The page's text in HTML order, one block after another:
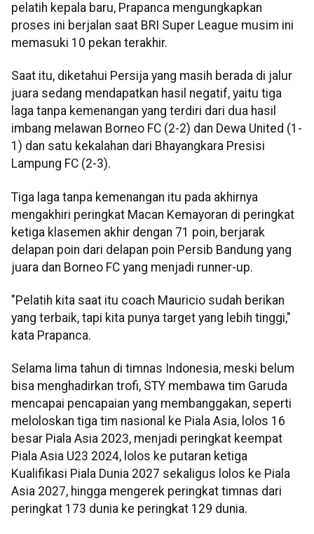
pelatih kepala baru, Prapanca mengungkapkan
proses ini berjalan saat BRI Super League musim ini
memasuki 10 pekan terakhir.
Saat itu, diketahui Persija yang masih berada di jalur
juara sedang mendapatkan hasil negatif, yaitu tiga
laga tanpa kemenangan yang terdiri dari dua hasil
imbang melawan Borneo FC (2-2) dan Dewa United (1-
1) dan satu kekalahan dari Bhayangkara Presisi
Lampung FC (2-3).
Tiga laga tanpa kemenangan itu pada akhirnya
mengakhiri peringkat Macan Kemayoran di peringkat
ketiga klasemen akhir dengan 71 poin, berjarak
delapan poin dari delapan poin Persib Bandung yang
juara dan Borneo FC yang menjadi runner-up.
"Pelatih kita saat itu coach Mauricio sudah berikan
yang terbaik, tapi kita punya target yang lebih tinggi,"
kata Prapanca.
Selama lima tahun di timnas Indonesia, meski belum
bisa menghadirkan trofi, STY membawa tim Garuda
mencapai pencapaian yang membanggakan, seperti
meloloskan tiga tim nasional ke Piala Asia, lolos 16
besar Piala Asia 2023, menjadi peringkat keempat
Piala Asia U23 2024, lolos ke putaran ketiga
Kualifikasi Piala Dunia 2027 sekaligus lolos ke Piala
Asia 2027, hingga mengerek peringkat timnas dari
peringkat 173 dunia ke peringkat 129 dunia.